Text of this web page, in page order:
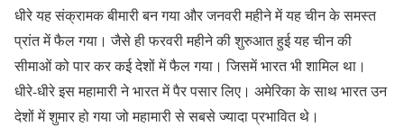
धीरे यह संक्रामक बीमारी बन गया और जनवरी महीने में यह चीन के समस्त
प्रांत में फैल गया। जैसे ही फरवरी महीने की शुरुआत हुई यह चीन की
सीमाओं को पार कर कई देशों में फैल गया। जिसमें भारत भी शामिल था।
धीरे-धीरे इस महामारी ने भारत में पैर पसार लिए। अमेरिका के साथ भारत उन
देशों में शुमार हो गया जो महामारी से सबसे ज्यादा प्रभावित थे।